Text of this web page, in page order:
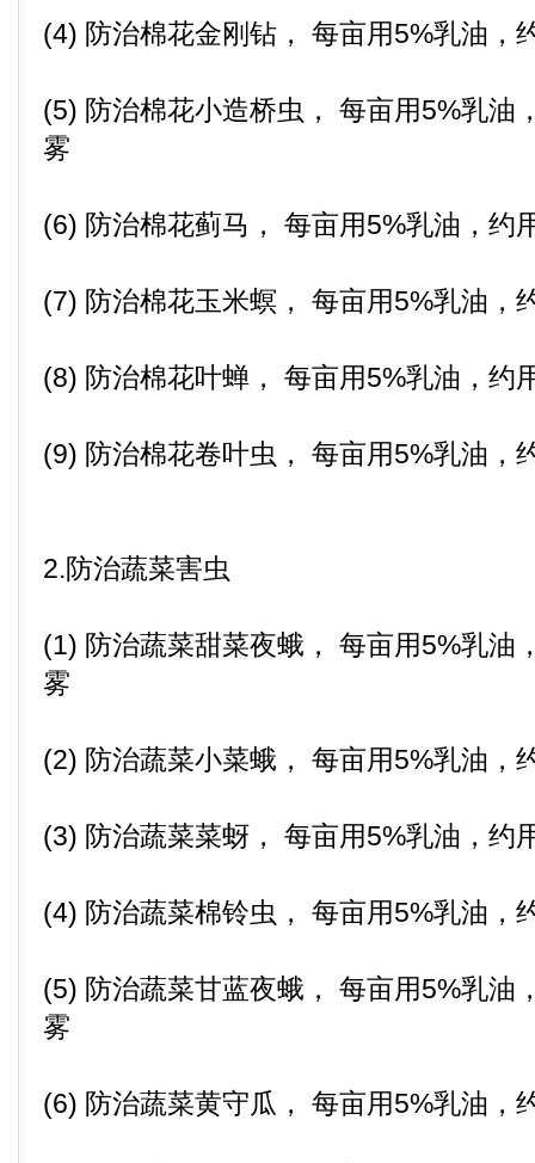
(4) 防治棉花金刚钻， 每亩用5%乳油，
(5) 防治棉花小造桥虫， 每亩用5%乳油
雾
(6) 防治棉花蓟马， 每亩用5%乳油，约
(7) 防治棉花玉米螟， 每亩用5%乳油，
(8) 防治棉花叶蝉， 每亩用5%乳油，约
(9) 防治棉花卷叶虫， 每亩用5%乳油，
2.防治蔬菜害虫
(1) 防治蔬菜甜菜夜蛾， 每亩用5%乳油
雾
(2) 防治蔬菜小菜蛾， 每亩用5%乳油，
(3) 防治蔬菜菜蚜， 每亩用5%乳油，约
(4) 防治蔬菜棉铃虫， 每亩用5%乳油，
(5) 防治蔬菜甘蓝夜蛾， 每亩用5%乳油
雾
(6) 防治蔬菜黄守瓜， 每亩用5%乳油，